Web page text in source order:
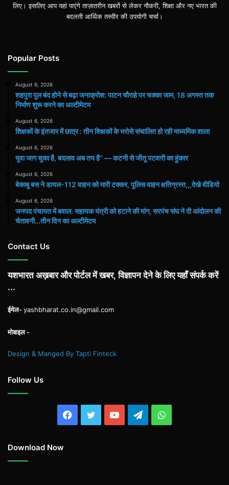
लिए। इसलिए आप यहां पाएंगे ताज़ातरीन खबरों से लेकर नौकरी, शिक्षा और नए भारत की
बदलती आर्थिक तस्वीर की उपयोगी चर्चा।
Popular Posts
August 6, 2026
शहपुरा पुल बंद होने से बढ़ा जनाक्रोश: पाटन चौराहे पर चक्का जाम, 18 अगस्त तक
निर्माण शुरू करने का अल्टीमेटम
August 6, 2026
शिक्षकों के इंतजार में छात्र : तीन शिक्षकों के भरोसे संचालित हो रही माध्यमिक शाला
August 6, 2026
युवा जाग चुका है, बदलाव अब तय है” — कटनी से जीतू पटवारी का हुंकार
August 6, 2026
बेकाबू बस ने डायल-112 वाहन को मारी टक्कर, पुलिस वाहन क्षतिग्रस्त,,,देखे वीडियो
August 6, 2026
जनपद पंचायत में बवाल: सहायक यंत्री को हटाने की मांग, सरपंच संघ ने दी आंदोलन की
चेतावनी…तीन दिन का अल्टीमेटम
Contact Us
यशभारत अख़बार और पोर्टल में खबर, विज्ञापन देने के लिए यहाँ संपर्क करें
...
ईमेल-yashbharat.co.in@gmail.com
मोबाइल -
Design & Manged By Tapti Finteck
Follow Us
Facebook
TwitterYouTubeTelegramWhatsApp
Download Now